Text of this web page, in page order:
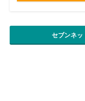
ちょっと気になるネッ
セブンネッ